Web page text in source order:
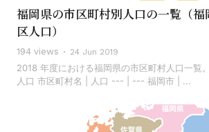
福岡県の市区町村別人口の一覧（
区人口）
194 views 24 Jun 2019
2018 年度における福岡県の市区町村人口一覧
人口 市区町村名 | 人口 --- | --- 福岡市 | ...